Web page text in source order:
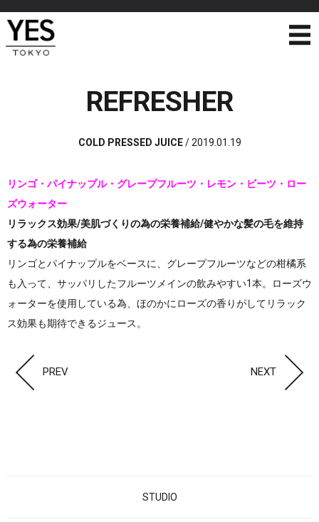
REFRESHER
COLD PRESSED JUICE/2019.01.19
リンゴ・パイナップル・グレープフルーツ・レモン・ビーツ・ロー
ズウォーター
リラックス効果/美肌づくりの為の栄養補給/健やかな髪の毛を維持
する為の栄養補給
リンゴとパイナップルをベースに、グレープフルーツなどの柑橘系
も入って、サッパリしたフルーツメインの飲みやすい1本。
ローズウ
ォーターを使用している為、ほのかにローズの香りがしてリラック
ス効果も期待できるジュース。
PREV NEXT
STUDIO